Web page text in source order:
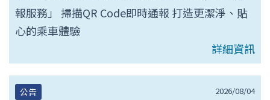
報服務」 掃描QR Code即時通報 打造更潔淨、貼
心的乘車體驗
詳細資訊
2026/08/04
公告